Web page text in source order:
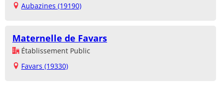
Aubazines (19190)
Maternelle de Favars
Établissement Public
Favars (19330)